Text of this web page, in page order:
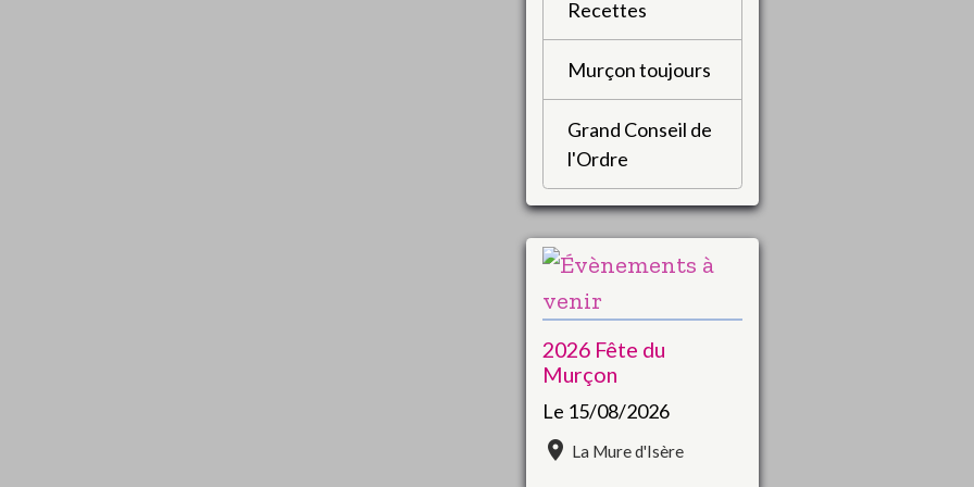
Recettes
Murçon toujours
Grand Conseil de
l'Ordre
2026 Fête du
Murçon
Le 15/08/2026
La Mure d'Isère